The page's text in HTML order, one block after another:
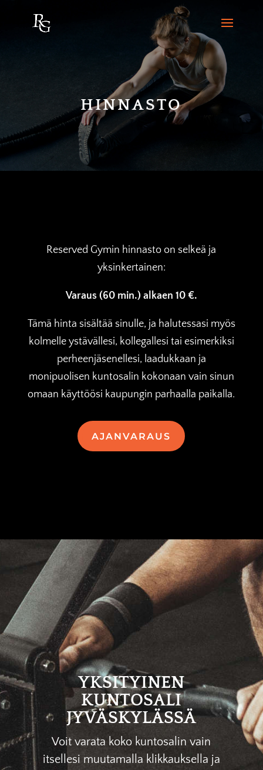
HINNASTO
Reserved Gymin hinnasto on selkeä ja
yksinkertainen:
Varaus (60 min.) alkaen 10 €.
Tämä hinta sisältää sinulle, ja halutessasi myös
kolmelle ystävällesi, kollegallesi tai esimerkiksi
perheenjäsenellesi, laadukkaan ja
monipuolisen kuntosalin kokonaan vain sinun
omaan käyttöösi kaupungin parhaalla paikalla.
AJANVARAUS
YKSITYINEN
KUNTOSALI
JYVÄSKYLÄSSÄ
Voit varata koko kuntosalin vain
itsellesi muutamalla klikkauksella ja